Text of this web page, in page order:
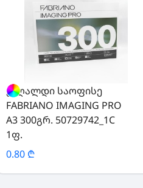
ქაღალდი საოფისე
FABRIANO IMAGING PRO
A3 300გრ. 50729742_1C
1ფ.
0.80 ₾